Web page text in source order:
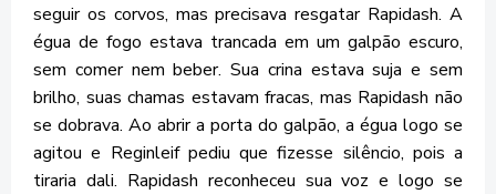
seguir os corvos, mas precisava resgatar Rapidash. A
égua de fogo estava trancada em um galpão escuro,
sem comer nem beber. Sua crina estava suja e sem
brilho, suas chamas estavam fracas, mas Rapidash não
se dobrava. Ao abrir a porta do galpão, a égua logo se
agitou e Reginleif pediu que fizesse silêncio, pois a
tiraria dali. Rapidash reconheceu sua voz e logo se